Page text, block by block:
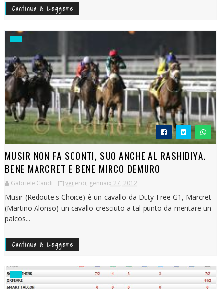
Continua A Leggere
MUSIR NON FA SCONTI, SUO ANCHE AL RASHIDIYA.
BENE MARCRET E BENE MIRCO DEMURO
Gabriele Candi venerdì, gennaio 27, 2012
Musir (Redoute's Choice) è un cavallo da Duty Free G1, Marcret
(Martino Alonso) un cavallo cresciuto a tal punto da meritare un
palcos...
Continua A Leggere